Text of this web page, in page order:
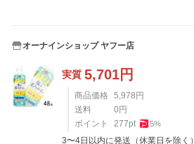
オーナインショップ ヤフー店
実質 5,701円
商品価格 5,978円
送料
0円
ポイント
277pt 5%
3〜4日以内に発送（休業日を除く）